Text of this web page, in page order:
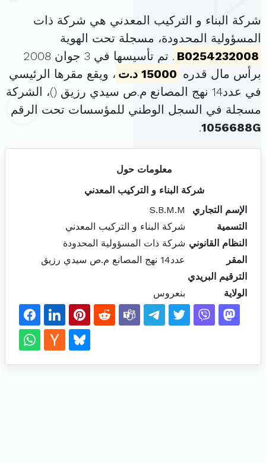
شركة البناء و التركيب المعدني هي شركة ذات
المسؤولية المحدودة، مسجلة تحت الهوية
B0254232008
. تم تأسيسها في 3 جوان 2008
برأس مال قدره 15000 د.ت
، ويقع مقرها الرئيسي
في عدد14 نهج المصانع م.ص سيدي رزيق (
)، الشركة
مسجلة في السجل الوطني للمؤسسات تحت الرقم
1056688G
.
معلومات حول
شركة البناء و التركيب المعدني
الإسم التجاري
S.B.M.M
التسمية
شركة البناء و التركيب المعدني
النظام القانوني شركة ذات المسؤولية المحدودة
المقر
عدد14 نهج المصانع م.ص سيدي رزيق
الترقيم البريدي
الولاية
بنعروس